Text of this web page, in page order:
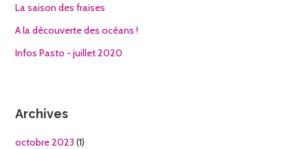
La saison des fraises
A la découverte des océans !
Infos Pasto - juillet 2020
Archives
octobre 2023 (1)